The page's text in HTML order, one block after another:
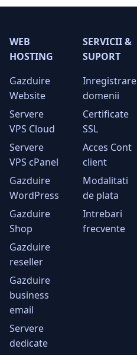
WEB
HOSTING
Gazduire
Website
Servere
VPS Cloud
Servere
VPS cPanel
Gazduire
WordPress
Gazduire
Shop
Gazduire
reseller
Gazduire
business
email
Servere
dedicate
SERVICII &
SUPORT
Inregistrare
domenii
Certificate
SSL
Acces Cont
client
Modalitati
de plata
Intrebari
frecvente